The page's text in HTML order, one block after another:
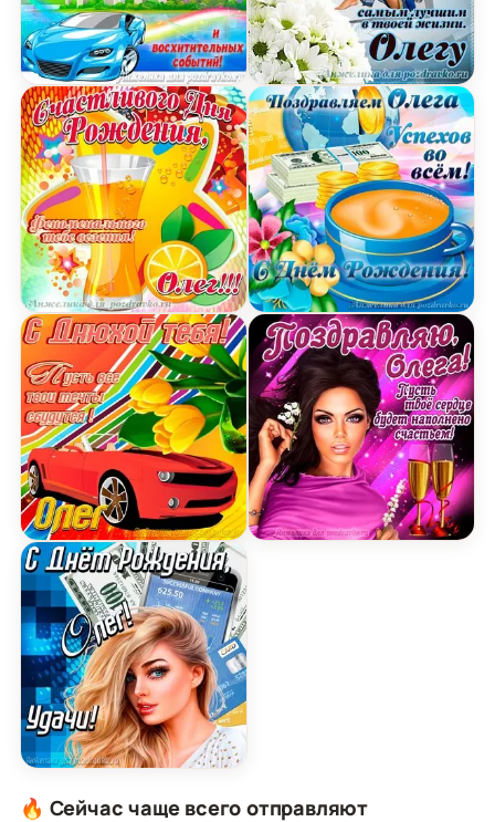
Картинка с Днём Рождения Олег с голубой
Открытка счастливого Дня Рождения Олег и
Картинка с днюхой Олегу с пожеланием и
Картинка с Днём Рождения Олег с пожеланием
Открытка Олегу на
Открытка поздравляем
Открытка поздравляю
🔥 Сейчас чаще всего отправляют